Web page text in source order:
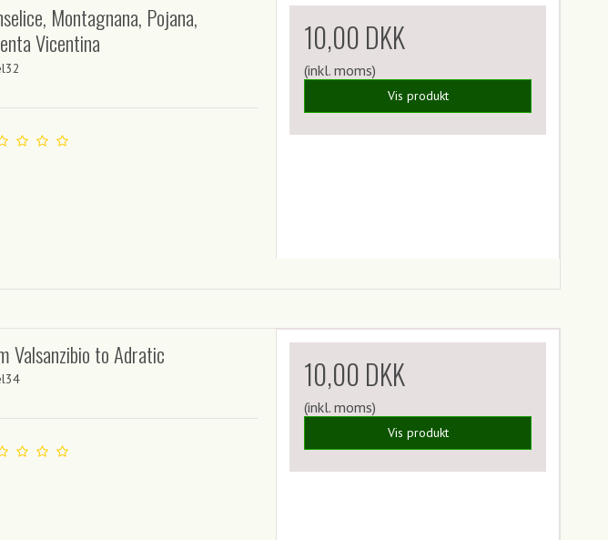
Montagnana, Pojana,
Vicentina
10,00 DKK
(inkl. moms)
Vis produkt
Valsanzibio to Adratic 10,00 DKK
(inkl. moms)
Vis produkt